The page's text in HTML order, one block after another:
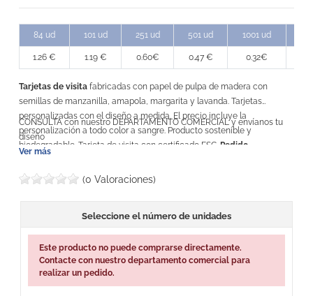
84 ud 101 ud 251 ud 501 ud 1001 ud
1.26 € 1.19 € 0.60€ 0.47 € 0.32€
Tarjetas de visita fabricadas con papel de pulpa de madera con
semillas de manzanilla, amapola, margarita y lavanda. Tarjetas
personalizadas con el diseño a medida. El precio incluye la
personalización a todo color a sangre. Producto sostenible y
biodegradable. Tarjeta de visita con certificado FSC. Pedido
brotar nuevas plantas, una identificación única con la que
BAJO PEDIDO.
CONSULTA con nuestro DEPARTAMENTO COMERCIAL y envíanos tu
diseño
Ver más
(0 Valoraciones)
Seleccione el número de unidades
Este producto no puede comprarse directamente.
Contacte con nuestro departamento comercial para
realizar un pedido.